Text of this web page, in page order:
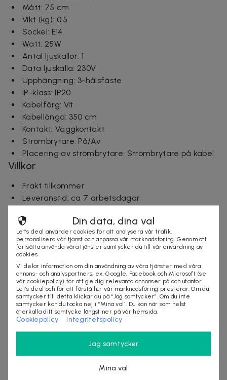
Mått: 75 cm
Vikt (kg): 0.5
Sockel: E14
Watt: 25W
Antal ljuskällor: 1
Data ljuskälla: 230V
Upphängning: 3-hålsfäste
IP-klass: IP20
Kabelfärg: Vit
Kabellängd: 350 cm
Kontakt: Väggkontakt
Strömbrytare: På/Av
Placering av strömbrytare: Strömbrytare på kabel
Villkor
Frakt tillkommer
Leveranstid: ca 7 arbetsdagar
Om Markslöjd
Markslöjd grundades 1963 i Skene och har sedan dess
rötter i svenskt hantverk kombinerar de tidlös design
med funktion och hållbarhet. Sortimentet rymmer allt
från dekorativa lampor till praktisk belysning för hem
och offentliga miljöer - alltid med fokus på kvalitet
och lång livslängd.
Företaget arbetar aktivt för att minska sitt
material tillsammans med Elkretsen, ett samarbete
Din data, dina val
Let’s deal använder cookies för att analysera vår trafik,
personalisera vår tjänst och anpassa vår marknadsföring. Genom att
fortsätta använda våra tjänster samtycker du till vår användning av
cookies.
Vi delar information om din användning av våra tjänster med våra
annons- och analyspartners, ex. Google, Facebook och Microsoft (se
vår cookiepolicy) för att ge dig relevanta annonser på och utanför
Let’s deal och för att förstå hur vår marknadsföring presterar. Om du
samtycker till detta klickar du på “Jag samtycker”. Om du inte
samtycker kan du tacka nej i “Mina val”. Du kan när som helst
återkalla ditt samtycke längst ner på vår hemsida.
Cookiepolicy Integritetspolicy
Jag samtycker
Mina val